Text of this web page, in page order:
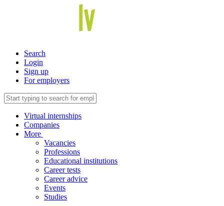
Search
Login
Sign up
For employers
Virtual internships
Companies
More
Vacancies
Professions
Educational institutions
Career tests
Career advice
Events
Studies